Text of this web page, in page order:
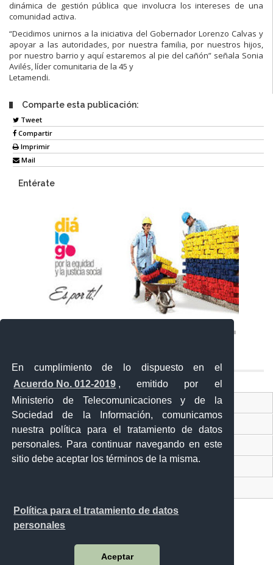
En cumplimiento de lo dispuesto en el
Acuerdo No. 012-2019 , emitido por el
Ministerio de Telecomunicaciones y de la
Sociedad de la Información, comunicamos
nuestra política para el tratamiento de datos
personales. Para continuar navegando en este
sitio debe aceptar los términos de la misma.
Política para el tratamiento de datos
personales
Aceptar
dinámica de gestión pública que involucra los intereses de una
comunidad activa.
“Decidimos unirnos a la iniciativa del Gobernador Lorenzo Calvas y
apoyar a las autoridades, por nuestra familia, por nuestros hijos,
por nuestro barrio y aquíestaremos al pie del cañón” señala Sonia
Avilés, líder comunitaria de la 45 y
Letamendi.
Comparte esta publicación:
Tweet
Compartir
Imprimir
Mail
Entérate
Ventanilla Única Virtual
Ventanilla Única de Comercio Exterior
Gobierno Abierto
Malecón y Aguirre